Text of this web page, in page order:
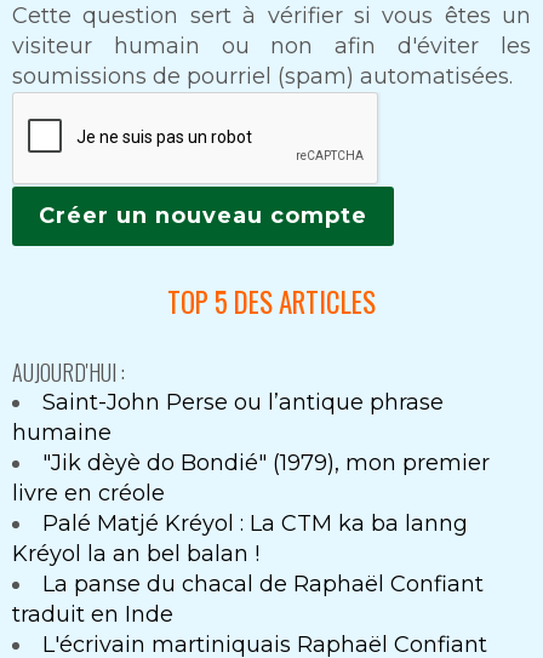
Cette question sert à vérifier si vous êtes un
visiteur humain ou non afin d'éviter les
soumissions de pourriel (spam) automatisées.
TOP 5 DES ARTICLES
AUJOURD'HUI :
Saint-John Perse ou l’antique phrase
humaine
"Jik dèyè do Bondié" (1979), mon premier
livre en créole
Palé Matjé Kréyol : La CTM ka ba lanng
Kréyol la an bel balan !
La panse du chacal de Raphaël Confiant
traduit en Inde
L'écrivain martiniquais Raphaël Confiant